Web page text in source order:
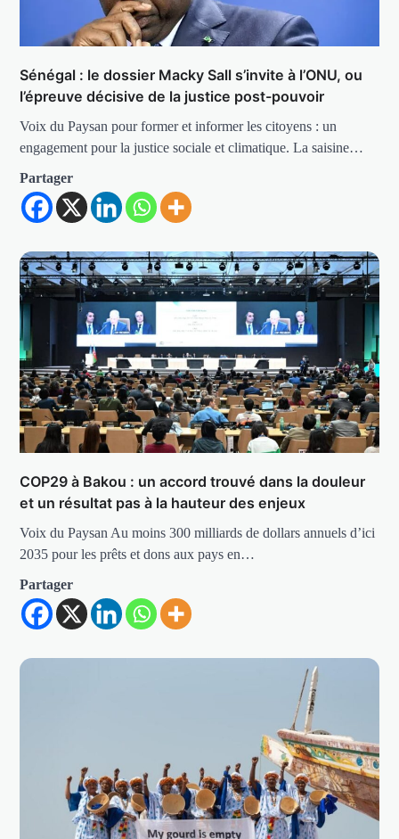
Sénégal : le dossier Macky Sall s’invite à l’ONU, ou
l’épreuve décisive de la justice post-pouvoir
Voix du Paysan pour former et informer les citoyens : un
engagement pour la justice sociale et climatique. La saisine…
Partager
COP29 à Bakou : un accord trouvé dans la douleur
et un résultat pas à la hauteur des enjeux
Voix du Paysan Au moins 300 milliards de dollars annuels d’ici
2035 pour les prêts et dons aux pays en…
Partager